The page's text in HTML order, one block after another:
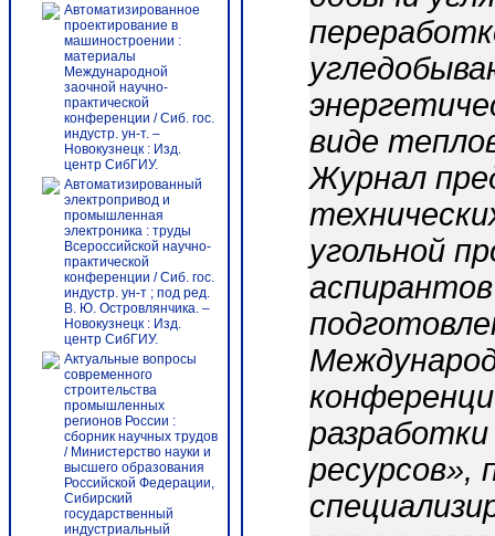
Автоматизированное
проектирование в
машиностроении :
материалы
Международной
заочной научно-
практической
конференции / Сиб. гос.
индустр. ун-т. –
Новокузнецк : Изд.
центр СибГИУ.
Автоматизированный
электропривод и
промышленная
электроника : труды
Всероссийской научно-
практической
конференции / Сиб. гос.
индустр. ун-т ; под ред.
В. Ю. Островлянчика. –
Новокузнецк : Изд.
центр СибГИУ.
Актуальные вопросы
современного
строительства
промышленных
регионов России :
сборник научных трудов
/ Министерство науки и
высшего образования
Российской Федерации,
Сибирский
государственный
индустриальный
виде
Журнал
угольной
ресурсов»,